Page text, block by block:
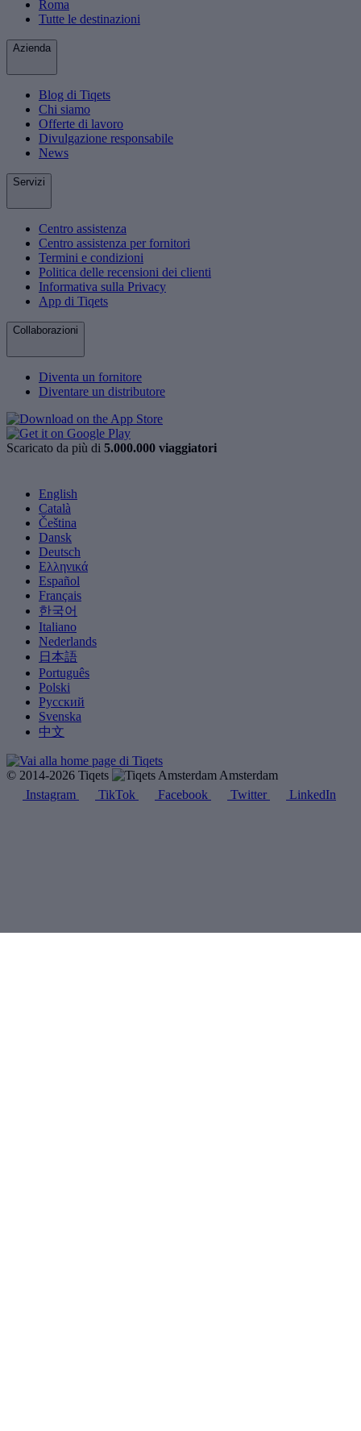
Roma
Tutte le destinazioni
Azienda
Blog di Tiqets
Chi siamo
Offerte di lavoro
Divulgazione responsabile
News
Servizi
Centro assistenza
Centro assistenza per fornitori
Termini e condizioni
Politica delle recensioni dei clienti
Informativa sulla Privacy
App di Tiqets
Collaborazioni
Diventa un fornitore
Diventare un distributore
Scaricato da più di 5.000.000 viaggiatori
English
Català
Čeština
Dansk
Deutsch
Ελληνικά
Español
Français
한국어
Italiano
Nederlands
日本語
Português
Polski
Русский
Svenska
中文
© 2014-2026 Tiqets
Amsterdam
Instagram
TikTok Facebook Twitter LinkedIn